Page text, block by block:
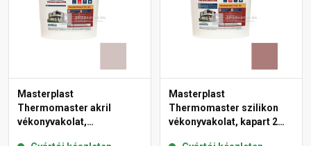
Masterplast
Thermomaster akril
vékonyvakolat,
Masterplast
Thermomaster szilikon
vékonyvakolat, kapart 2